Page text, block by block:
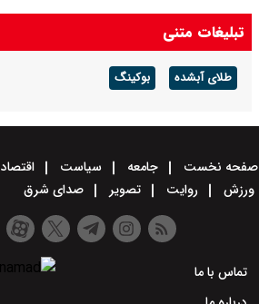
تبلیغات متنی
طلای آبشده بوکینگ
صفحه نخست جامعه سیاست اقتصاد
ورزش
روایت تصویر صدای شرق
تماس با ما